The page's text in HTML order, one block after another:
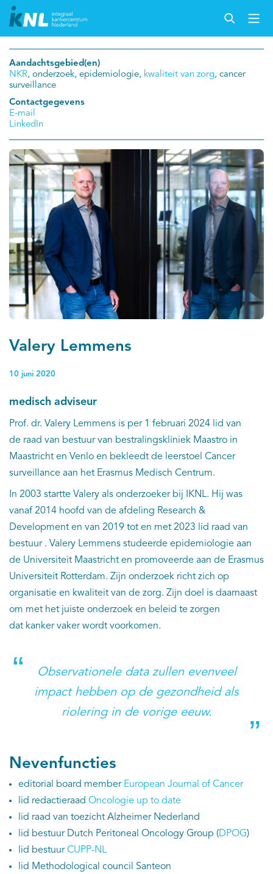
Valery Lemmens
10 juni 2020
medisch adviseur
Prof. dr. Valery Lemmens is per 1 februari 2024 lid van
de raad van bestuur van bestralingskliniek Maastro in
Maastricht en Venlo en bekleedt de leerstoel Cancer
surveillance aan het Erasmus Medisch Centrum.
In 2003 startte Valery als onderzoeker bij IKNL. Hij was
vanaf 2014 hoofd van de afdeling Research &
Development en van 2019 tot en met 2023 lid raad van
bestuur . Valery Lemmens studeerde epidemiologie aan
de Universiteit Maastricht en promoveerde aan de Erasmus
Universiteit Rotterdam. Zijn onderzoek richt zich op
organisatie en kwaliteit van de zorg. Zijn doel is daarnaast
om met het juiste onderzoek en beleid te zorgen
dat kanker vaker wordt voorkomen.
Observationele data zullen evenveel
impact hebben op de gezondheid als
riolering in de vorige eeuw.
Nevenfuncties
editorial board member European Journal of Cancer
lid redactieraad Oncologie up to date
lid raad van toezicht Alzheimer Nederland
lid bestuur Dutch Peritoneal Oncology Group (DPOG)
lid bestuurCUPP-NL
lid Methodological council Santeon
Aandachtsgebied(en)
NKR, onderzoek, epidemiologie, kwaliteit van zorg, cancer
surveillance
Contactgegevens
E-mail
LinkedIn